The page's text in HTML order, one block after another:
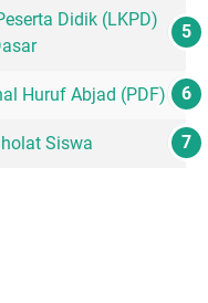
Didik (LKPD)
Huruf Abjad (PDF)
Siswa